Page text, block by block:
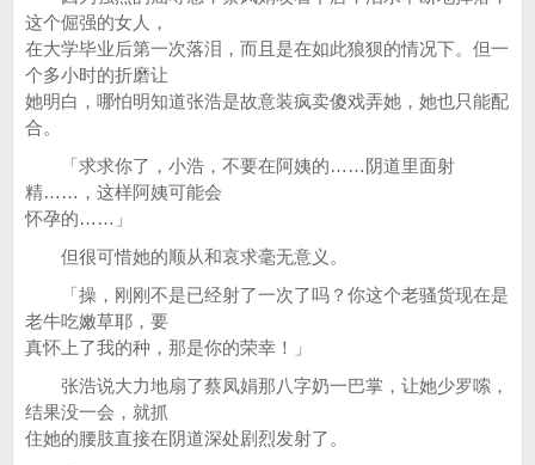
这个倔强的女人，
在大学毕业后第一次落泪，而且是在如此狼狈的情况下。但一
个多小时的折磨让
她明白，哪怕明知道张浩是故意装疯卖傻戏弄她，她也只能配
合。
「求求你了，小浩，不要在阿姨的……阴道里面射
精……，这样阿姨可能会
怀孕的……」
但很可惜她的顺从和哀求毫无意义。
「操，刚刚不是已经射了一次了吗？你这个老骚货现在是
老牛吃嫩草耶，要
真怀上了我的种，那是你的荣幸！」
张浩说大力地扇了蔡凤娟那八字奶一巴掌，让她少罗嗦，
结果没一会，就抓
住她的腰肢直接在阴道深处剧烈发射了。